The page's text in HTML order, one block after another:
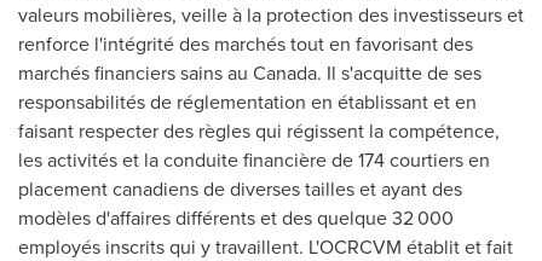
valeurs mobilières, veille à la protection des investisseurs et
renforce l'intégrité des marchés tout en favorisant des
marchés financiers sains au Canada. Il s'acquitte de ses
responsabilités de réglementation en établissant et en
faisant respecter des règles qui régissent la compétence,
les activités et la conduite financière de 174 courtiers en
placement canadiens de diverses tailles et ayant des
modèles d'affaires différents et des quelque 32 000
employés inscrits qui y travaillent. L'OCRCVM établit et fait